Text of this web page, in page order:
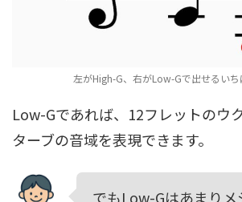
左がHigh-G、右がLow-Gで出せるい
Low-Gであれば、12フレットのウ
ターブの音域を表現できます。
でもLow-Gはあまりメ